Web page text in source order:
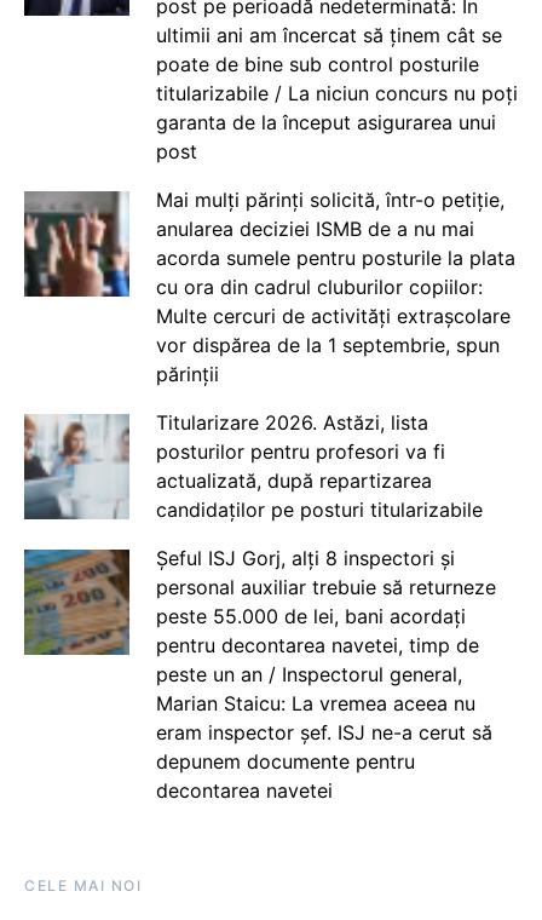
post pe perioadă nedeterminată: În
ultimii ani am încercat să ținem cât se
poate de bine sub control posturile
titularizabile / La niciun concurs nu poți
garanta de la început asigurarea unui
post
Mai mulți părinți solicită, într-o petiție,
anularea deciziei ISMB de a nu mai
acorda sumele pentru posturile la plata
cu ora din cadrul cluburilor copiilor:
Multe cercuri de activități extrașcolare
vor dispărea de la 1 septembrie, spun
părinții
Titularizare 2026. Astăzi, lista
posturilor pentru profesori va fi
actualizată, după repartizarea
candidaților pe posturi titularizabile
Șeful ISJ Gorj, alți 8 inspectori și
personal auxiliar trebuie să returneze
peste 55.000 de lei, bani acordați
pentru decontarea navetei, timp de
peste un an / Inspectorul general,
Marian Staicu: La vremea aceea nu
eram inspector șef. ISJ ne-a cerut să
depunem documente pentru
decontarea navetei
CELE MAI NOI